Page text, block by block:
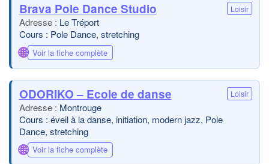
Brava Pole Dance Studio Loisir
Le Tréport
Cours : Pole Dance, stretching
🌐 Voir la fiche complète
ODORIKO – Ecole de danse Loisir
Montrouge
Cours : éveil à la danse, initiation, modern jazz, Pole
Dance, stretching
🌐 Voir la fiche complète